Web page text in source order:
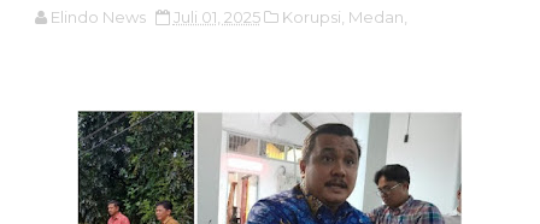
Elindo News Juli 01, 2025 Korupsi, Medan,